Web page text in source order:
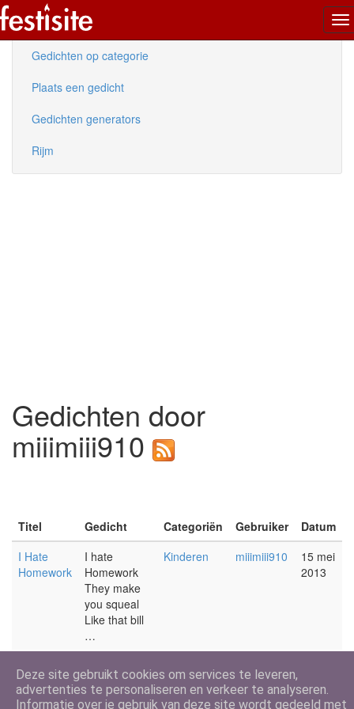
Nieuwe gedichten
Gedichten op categorie
Plaats een gedicht
Gedichten generators
Rijm
Gedichten door
miiimiii910
Titel Gedicht Categoriën Gebruiker
Datum
I Hate
Homework
I hate
Homework
They make
you squeal
Like that bill
…
Kinderen miiimiii910
15 mei
2013
Deze site gebruikt cookies om services te leveren,
advertenties te personaliseren en verkeer te analyseren.
Informatie over je gebruik van deze site wordt gedeeld met